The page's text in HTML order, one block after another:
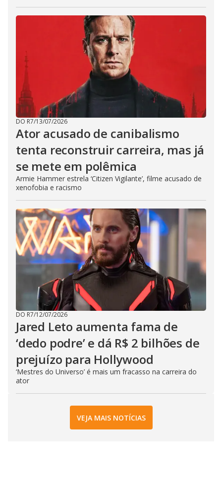
DO R7/13/07/2026
Ator acusado de canibalismo
tenta reconstruir carreira, mas já
se mete em polêmica
Armie Hammer estrela ‘Citizen Vigilante’, filme acusado de
xenofobia e racismo
DO R7/12/07/2026
Jared Leto aumenta fama de
‘dedo podre’ e dá R$ 2 bilhões de
prejuízo para Hollywood
‘Mestres do Universo’ é mais um fracasso na carreira do
ator
VEJA MAIS NOTÍCIAS